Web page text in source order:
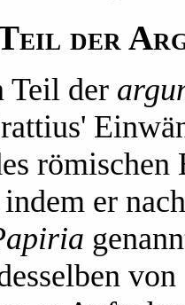
der
Teil der
er